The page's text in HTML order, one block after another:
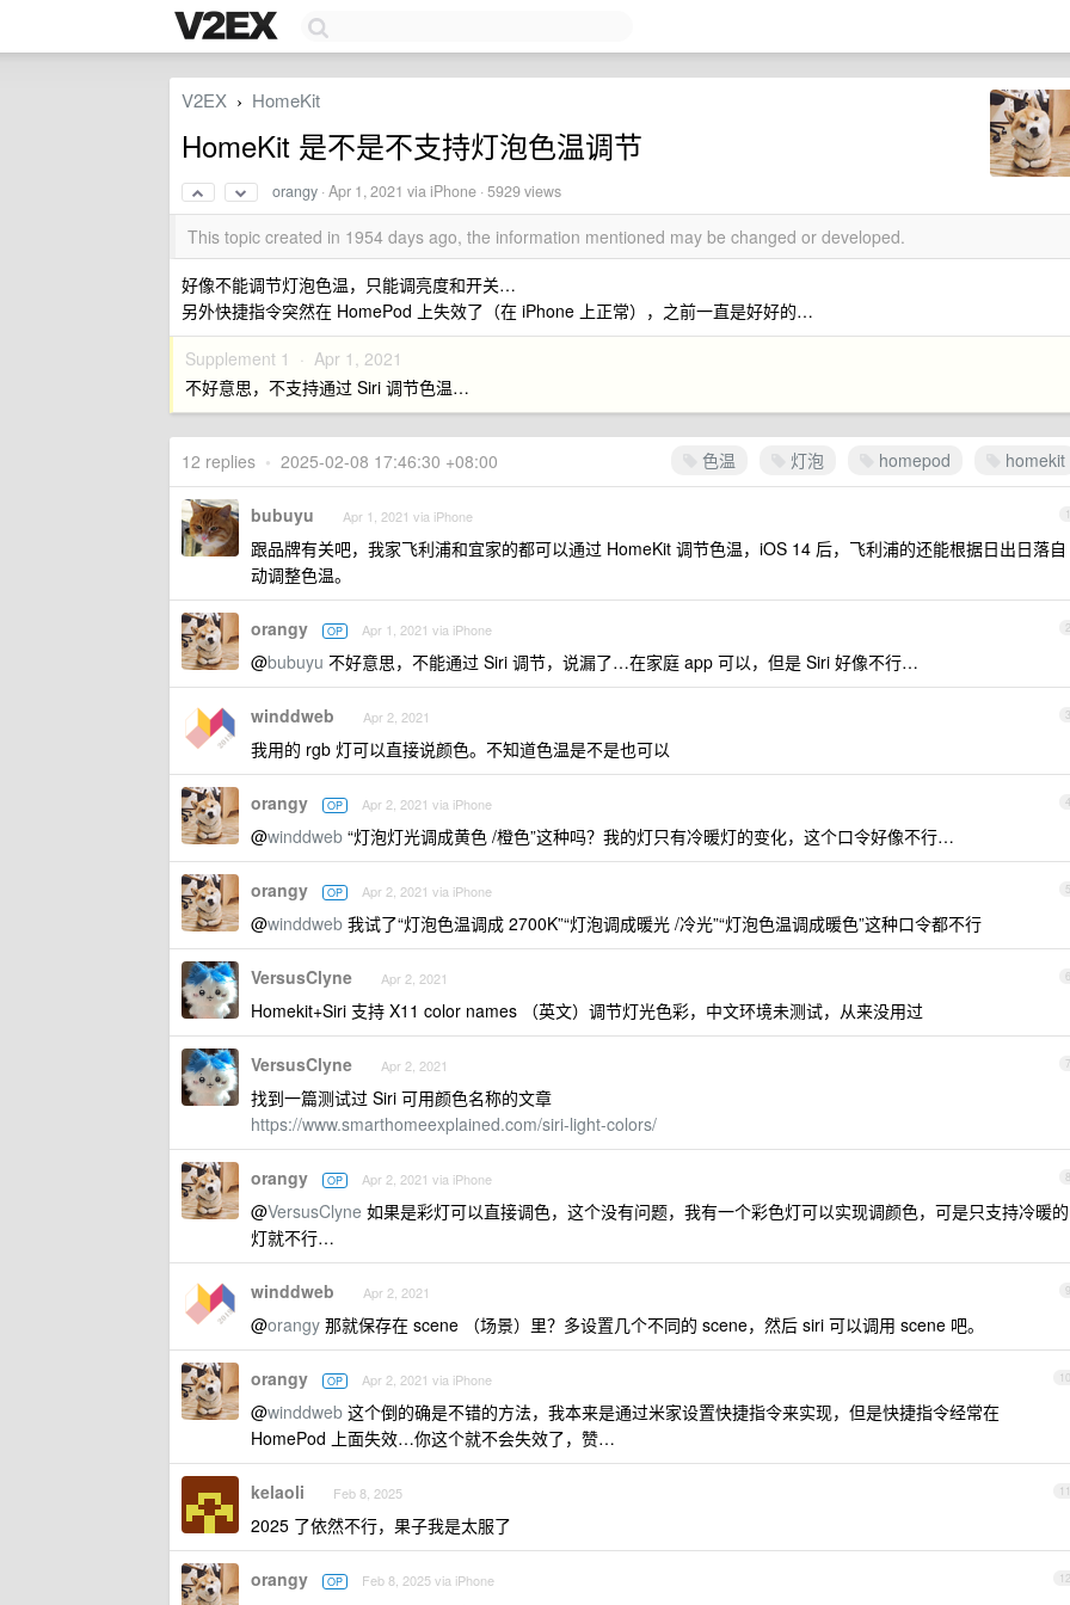
V2EX › HomeKit
HomeKit 是不是不支持灯泡色温调节
orangy ·Apr 1, 2021 via iPhone · 5929 views
This topic created in 1954 days ago, the information mentioned may be changed or developed.
好像不能调节灯泡色温，只能调亮度和开关…
另外快捷指令突然在 HomePod 上失效了（在 iPhone 上正常），之前一直是好好的…
Supplement 1 · Apr 1, 2021
不好意思，不支持通过 Siri 调节色温…
色温 灯泡 homepod homekit
12 replies • 2025-02-08 17:46:30 +08:00
1
bubuyu Apr 1, 2021 via iPhone
跟品牌有关吧，我家飞利浦和宜家的都可以通过 HomeKit 调节色温，iOS 14 后，飞利浦的还能根据日出日落自
动调整色温。
2
orangy OP Apr 1, 2021 via iPhone
@bubuyu 不好意思，不能通过 Siri 调节，说漏了…在家庭 app 可以，但是 Siri 好像不行…
3
winddweb Apr 2, 2021
我用的 rgb 灯可以直接说颜色。不知道色温是不是也可以
4
orangy OP Apr 2, 2021 via iPhone
@winddweb “灯泡灯光调成黄色 /橙色”这种吗？我的灯只有冷暖灯的变化，这个口令好像不行…
5
orangy OP Apr 2, 2021 via iPhone
@winddweb 我试了“灯泡色温调成 2700K”“灯泡调成暖光 /冷光”“灯泡色温调成暖色”这种口令都不行
6
VersusClyne Apr 2, 2021
Homekit+Siri 支持 X11 color names （英文）调节灯光色彩，中文环境未测试，从来没用过
7
VersusClyne Apr 2, 2021
找到一篇测试过 Siri 可用颜色名称的文章
https://www.smarthomeexplained.com/siri-light-colors/
8
orangy OP Apr 2, 2021 via iPhone
@VersusClyne 如果是彩灯可以直接调色，这个没有问题，我有一个彩色灯可以实现调颜色，可是只支持冷暖的
灯就不行…
9
winddweb Apr 2, 2021
@orangy 那就保存在 scene （场景）里？多设置几个不同的 scene，然后 siri 可以调用 scene 吧。
10
orangy OP Apr 2, 2021 via iPhone
@winddweb 这个倒的确是不错的方法，我本来是通过米家设置快捷指令来实现，但是快捷指令经常在
HomePod 上面失效…你这个就不会失效了，赞…
11
kelaoli Feb 8, 2025
2025 了依然不行，果子我是太服了
12
orangy OP Feb 8, 2025 via iPhone